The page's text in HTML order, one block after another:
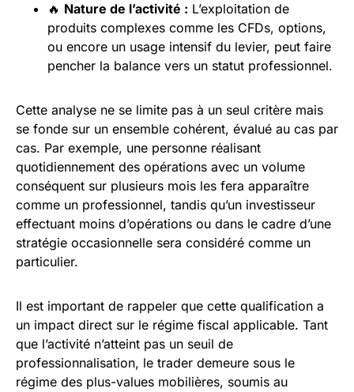
🔥 Nature de l’activité : L’exploitation de
produits complexes comme les CFDs, options,
ou encore un usage intensif du levier, peut faire
pencher la balance vers un statut professionnel.
Cette analyse ne se limite pas à un seul critère mais
se fonde sur un ensemble cohérent, évalué au cas par
cas. Par exemple, une personne réalisant
quotidiennement des opérations avec un volume
conséquent sur plusieurs mois les fera apparaître
comme un professionnel, tandis qu’un investisseur
effectuant moins d’opérations ou dans le cadre d’une
stratégie occasionnelle sera considéré comme un
particulier.
Il est important de rappeler que cette qualification a
un impact direct sur le régime fiscal applicable. Tant
que l’activité n’atteint pas un seuil de
professionnalisation, le trader demeure sous le
régime des plus-values mobilières, soumis au